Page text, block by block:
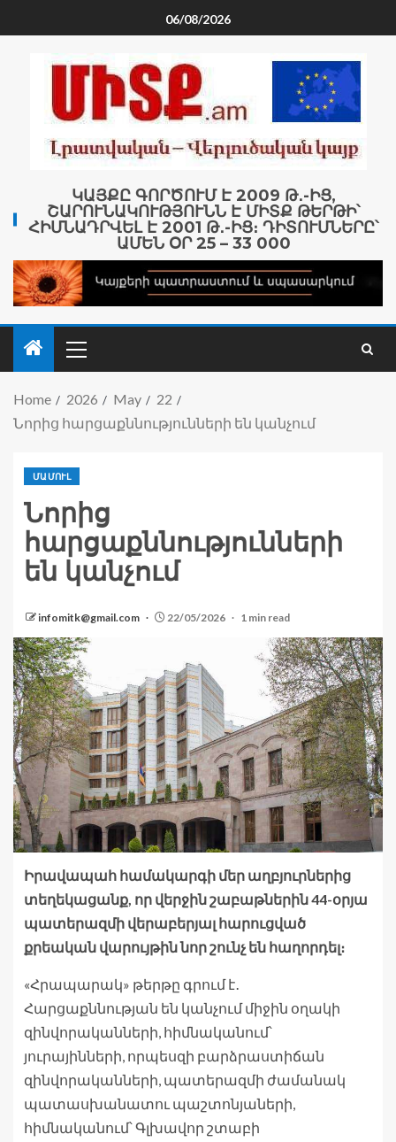
06/08/2026
ԿԱՅՔԸ ԳՈՐԾՈՒՄ Է 2009 Թ․-ԻՑ,
ՇԱՐՈՒՆԱԿՈՒԹՅՈՒՆՆ Է ՄԻՏՔ ԹԵՐԹԻ՝
ՀԻՄՆԱԴՐՎԵԼ Է 2001 Թ․-ԻՑ։ ԴԻՏՈՒՄՆԵՐԸ՝
ԱՄԵՆ ՕՐ 25 – 33 000
Home 2026 May
22
Նորից հարցաքննությունների են կանչում
ՄԱՄՈՒԼ
Նորից
հարցաքննությունների
են կանչում
infomitk@gmail.com 22/05/2026 1 min read
Իրավապահ համակարգի մեր աղբյուրներից
տեղեկացանք, որ վերջին շաբաթներին 44-օրյա
պատերազմի վերաբերյալ հարուցված
քրեական վարույթին նոր շունչ են հաղորդել։
«Հրապարակ» թերթը գրում է․
Հարցաքննության են կանչում միջին օղակի
զինվորականների, հիմնականում՝
յուրայինների, որպեսզի բարձրաստիճան
զինվորականների, պատերազմի ժամանակ
պատասխանատու պաշտոնյաների,
հիմնականում՝ Գլխավոր շտաբի